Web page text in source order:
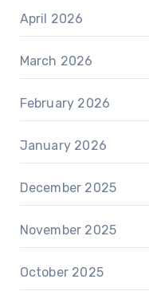
April 2026
March 2026
February 2026
January 2026
December 2025
November 2025
October 2025